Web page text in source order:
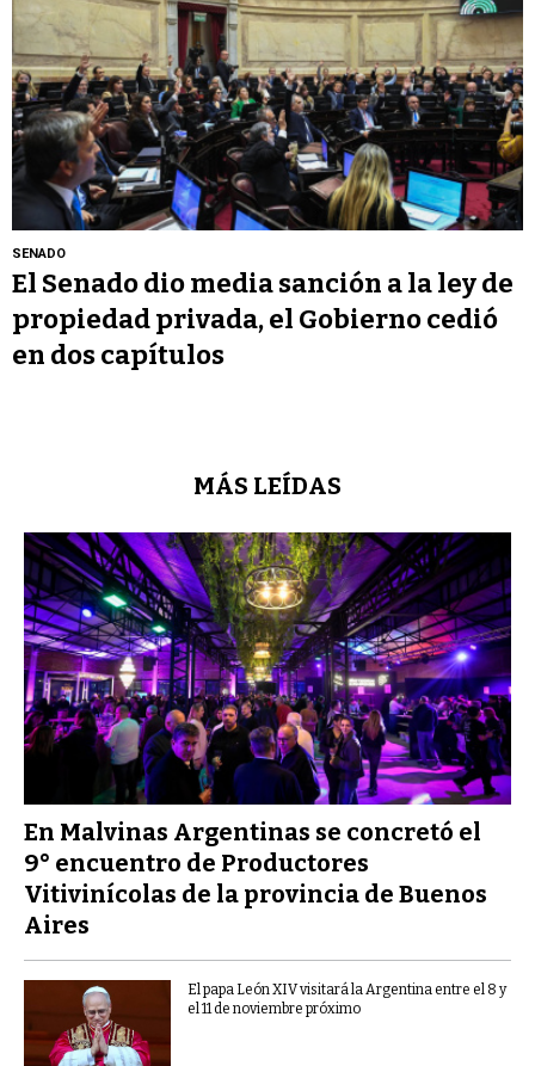
SENADO
El Senado dio media sanción a la ley de
propiedad privada, el Gobierno cedió
en dos capítulos
MÁS LEÍDAS
En Malvinas Argentinas se concretó el
9° encuentro de Productores
Vitivinícolas de la provincia de Buenos
Aires
El papa León XIV visitará la Argentina entre el 8 y
el 11 de noviembre próximo